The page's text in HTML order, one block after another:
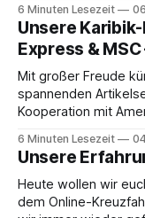
wollt: Neue Einreisebestimmungen für Großbritannien: Was
du als Kreuzfahrer
Kreuzfahrt mit Halt
6 Minuten Lesezeit
Unsere
Express &
Mit großer Freude
spannenden
Kooperation mit
atemberaubende
welche Vorteile eine
Kreuzfahrtreisen
6 Minuten Lesezeit
Unsere
Heute wollen wir
dem Online-